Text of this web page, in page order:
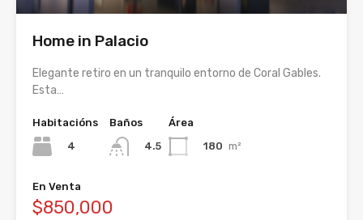
Home in Palacio
Elegante retiro en un tranquilo entorno de Coral Gables.
Esta…
Habitacións
4
Baños
4.5
Área
180 m²
En Venta
$850,000